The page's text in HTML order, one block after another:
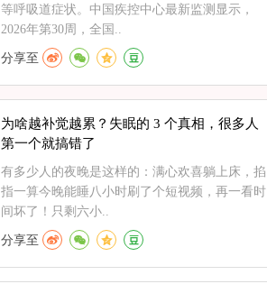
等呼吸道症状。中国疾控中心最新监测显示，
2026年第30周，全国..
分享至
为啥越补觉越累？失眠的 3 个真相，很多人
第一个就搞错了
有多少人的夜晚是这样的：满心欢喜躺上床，掐
指一算今晚能睡八小时刷了个短视频，再一看时
间坏了！只剩六小..
分享至